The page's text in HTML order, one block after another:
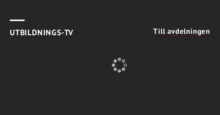
UTBILDNINGS-TV Till avdelningen